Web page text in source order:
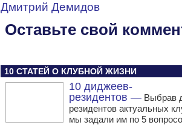
Дмитрий Демидов
Оставьте свой
10 СТАТЕЙ О КЛУБНОЙ ЖИЗНИ
10 диджеев-
резидентов — Выбрав
резидентов актуальных
мы задали им по 5